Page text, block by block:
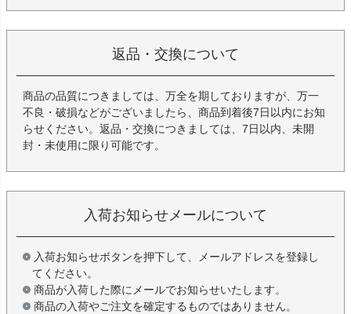
返品・交換について
商品の品質につきましては、万全を期しておりますが、万一
不良・破損などがございましたら、商品到着後7日以内にお知
らせください。返品・交換につきましては、7日以内、未開
封・未使用に限り可能です。
入荷お知らせメールについて
入荷お知らせボタンを押下して、メールアドレスを登録し
てください。
商品が入荷した際にメールでお知らせいたします。
商品の入荷やご注文を確定するものではありません。